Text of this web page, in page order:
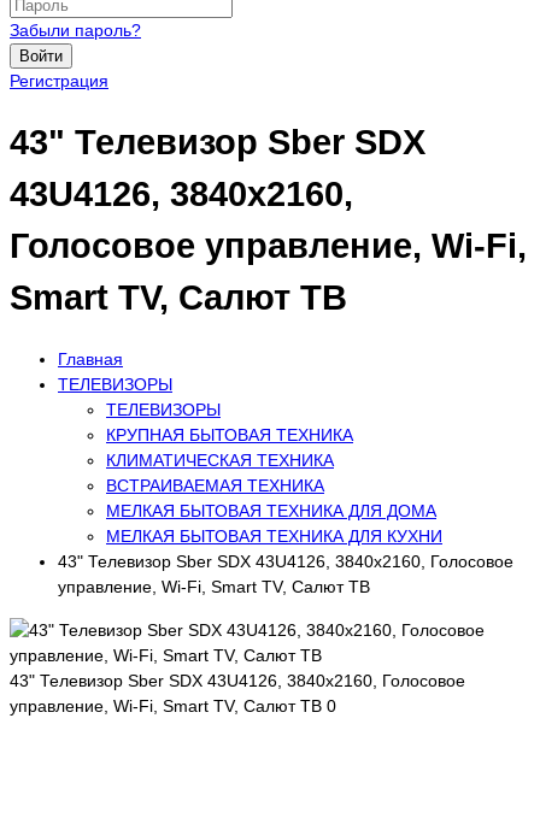
Забыли пароль?
Войти
Регистрация
43" Телевизор Sber SDX
43U4126, 3840х2160,
Голосовое управление, Wi-Fi,
Smart TV, Салют ТВ
Главная
ТЕЛЕВИЗОРЫ
ТЕЛЕВИЗОРЫ
КРУПНАЯ БЫТОВАЯ ТЕХНИКА
КЛИМАТИЧЕСКАЯ ТЕХНИКА
ВСТРАИВАЕМАЯ ТЕХНИКА
МЕЛКАЯ БЫТОВАЯ ТЕХНИКА ДЛЯ ДОМА
МЕЛКАЯ БЫТОВАЯ ТЕХНИКА ДЛЯ КУХНИ
43" Телевизор Sber SDX 43U4126, 3840х2160, Голосовое
управление, Wi-Fi, Smart TV, Салют ТВ
43" Телевизор Sber SDX 43U4126, 3840х2160, Голосовое
управление, Wi-Fi, Smart TV, Салют ТВ 0